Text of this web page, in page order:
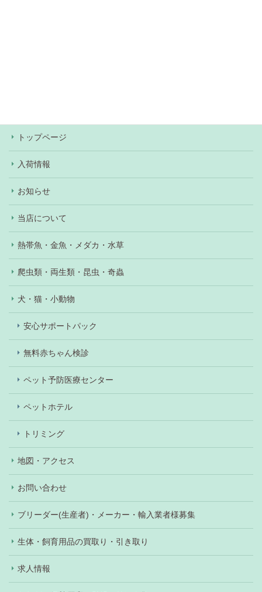
トップページ
入荷情報
お知らせ
当店について
熱帯魚・金魚・メダカ・水草
爬虫類・両生類・昆虫・奇蟲
犬・猫・小動物
安心サポートパック
無料赤ちゃん検診
ペット予防医療センター
ペットホテル
トリミング
地図・アクセス
お問い合わせ
ブリーダー(生産者)・メーカー・輸入業者様募集
生体・飼育用品の買取り・引き取り
求人情報